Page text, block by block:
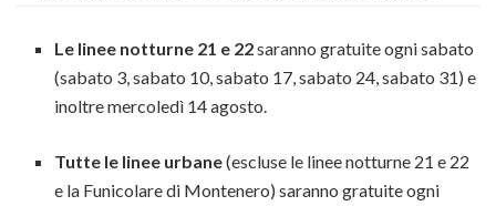
Le linee notturne 21 e 22saranno gratuite ogni sabato
(sabato 3, sabato 10, sabato 17, sabato 24, sabato 31) e
inoltre mercoledì 14 agosto.
Tutte le linee urbane(escluse le linee notturne 21 e 22
e la Funicolare di Montenero) saranno gratuite ogni